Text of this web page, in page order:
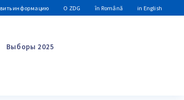
информацию О ZDG în Română in English
Выборы 2025